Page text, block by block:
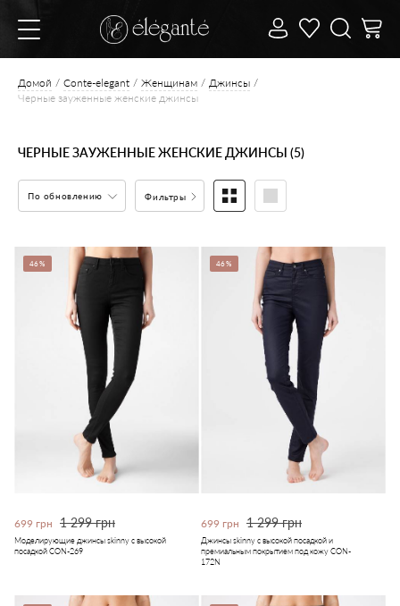
Домой Conte-elegant Женщинам
Джинсы
Черные зауженные женские джинсы
ЧЕРНЫЕ ЗАУЖЕННЫЕ ЖЕНСКИЕ ДЖИНСЫ (5)
По обновлению Фильтры
46%
699 грн 1 299 грн
Моделирующие джинсы skinny с высокой
посадкой CON-269
46%
699 грн 1 299 грн
Джинсы skinny c высокой посадкой и
премиальным покрытием под кожу CON-
172N